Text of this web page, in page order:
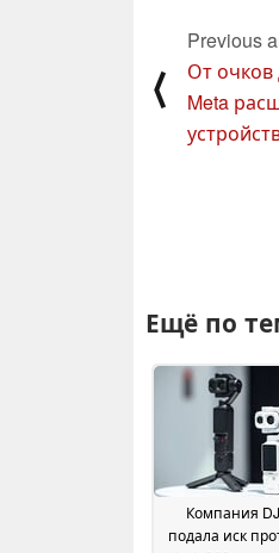
⟨
Previous
От
Meta
Ещё по
Компания
подала иск